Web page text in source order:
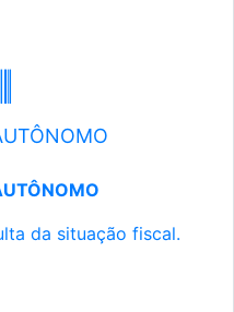
da situação fiscal.